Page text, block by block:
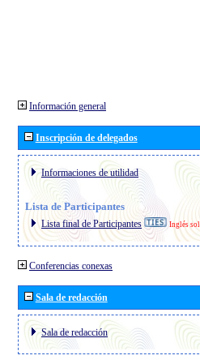
Información general
Inscripción de delegados
Informaciones de utilidad
Lista de Participantes
Lista final de Participantes Inglés
Conferencias conexas
Sala de redacción
Sala de redacción